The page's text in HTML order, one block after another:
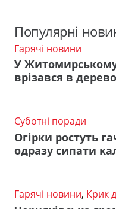
Популярні
Гарячі новини
У
врізався в
Суботні поради
Огірки ростуть
одразу сипати
Гарячі новини, Крик